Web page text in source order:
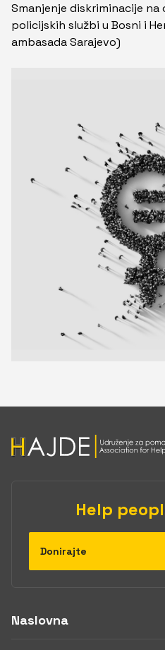
Smanjenje diskriminacije
policijskih službi u Bosni i
ambasada Sarajevo)
Help
Donirajte
Naslovna